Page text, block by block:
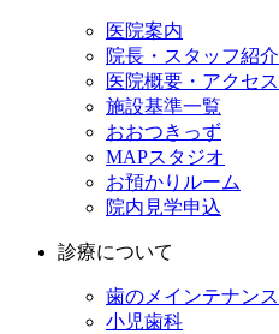
医院案内
院長・スタッフ紹介
医院概要・アクセス
施設基準一覧
おおつきっず
MAPスタジオ
お預かりルーム
院内見学申込
診療について
歯のメインテナンス
小児歯科